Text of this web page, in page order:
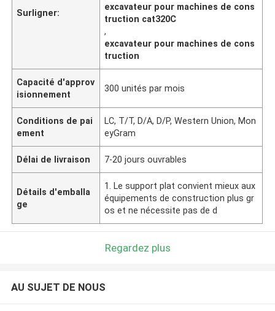
Surligner:
excavateur pour machines de cons
truction cat320C
,
excavateur pour machines de cons
truction
Capacité d'approv
isionnement
300 unités par mois
Conditions de pai
ement
LC, T/T, D/A, D/P, Western Union, Mon
eyGram
Délai de livraison 7-20 jours ouvrables
Détails d'emballa
ge
1. Le support plat convient mieux aux
équipements de construction plus gr
os et ne nécessite pas de d
Regardez plus
AU SUJET DE NOUS